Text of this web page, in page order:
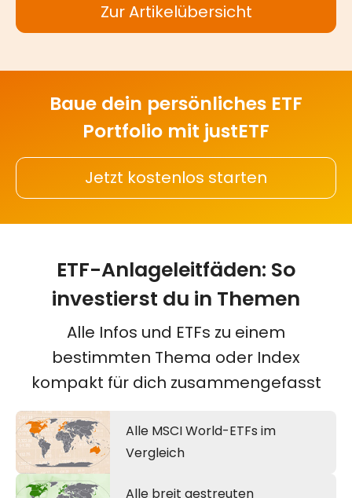
Zur Artikelübersicht
Baue dein persönliches ETF
Portfolio mit justETF
Jetzt kostenlos starten
ETF-Anlageleitfäden: So
investierst du in Themen
Alle Infos und ETFs zu einem
bestimmten Thema oder Index
kompakt für dich zusammengefasst
Alle MSCI World-ETFs im
Vergleich
Alle breit gestreuten